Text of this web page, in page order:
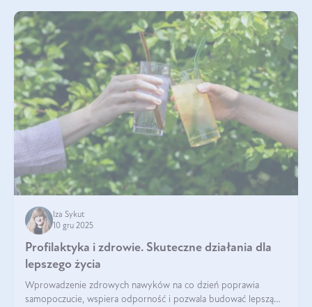
Iza Sykut
10 gru 2025
Profilaktyka i zdrowie. Skuteczne działania dla
lepszego życia
Wprowadzenie zdrowych nawyków na co dzień poprawia
samopoczucie, wspiera odporność i pozwala budować lepszą